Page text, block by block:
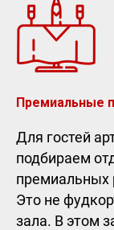
Премиальные
Для гостей
подбираем
премиальных
Это не
зала. В этом